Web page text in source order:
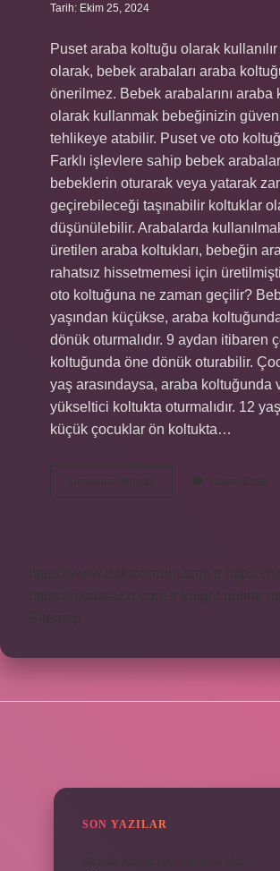
Tarih: Ekim 25, 2024
Puset araba koltuğu olarak kullanılır
olarak, bebek arabaları araba
önerilmez. Bebek arabalarını araba
olarak kullanmak bebeğinizin
tehlikeye atabilir. Puset ve oto
Farklı işlevlere sahip bebek
bebeklerin oturarak veya yatarak
geçirebileceği taşınabilir koltuklar
düşünülebilir. Arabalarda
üretilen araba koltukları, bebeğin
rahatsız hissetmemesi için
oto koltuğuna ne zaman geçilir?
yaşından küçükse, araba
dönük oturmalıdır. 9 aydan itibaren
koltuğunda öne dönük oturabilir.
yaş arasındaysa, araba koltuğunda
yükseltici koltukta oturmalıdır. 12
küçük çocuklar ön koltukta…
Devamını okuyun
Araba
Yorum Bırak
https://www.doktorforum.com.tr
https://
https://modarazzi.com.tr
knight online
Sitemap
SON YAZILAR